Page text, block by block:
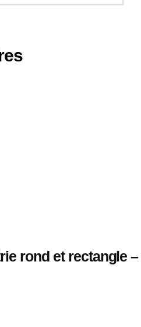
rond et rectangle –